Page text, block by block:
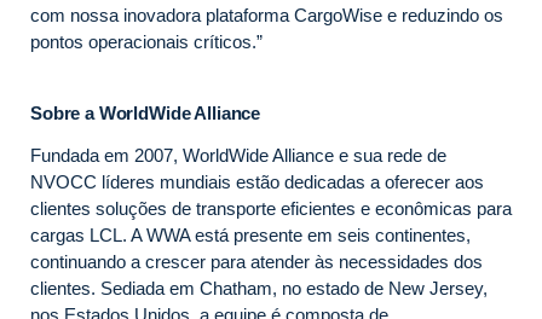
com nossa inovadora plataforma CargoWise e reduzindo os
pontos operacionais críticos.”
Sobre a WorldWide Alliance
Fundada em 2007, WorldWide Alliance e sua rede de
NVOCC líderes mundiais estão dedicadas a oferecer aos
clientes soluções de transporte eficientes e econômicas para
cargas LCL. A WWA está presente em seis continentes,
continuando a crescer para atender às necessidades dos
clientes. Sediada em Chatham, no estado de New Jersey,
nos Estados Unidos, a equipe é composta de